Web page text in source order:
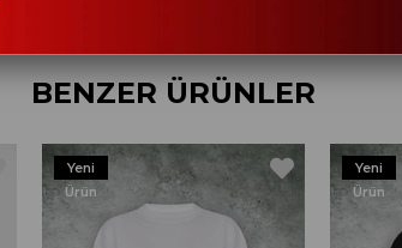
BENZER ÜRÜNLER
Yeni
Ürün
Yeni
Ürün